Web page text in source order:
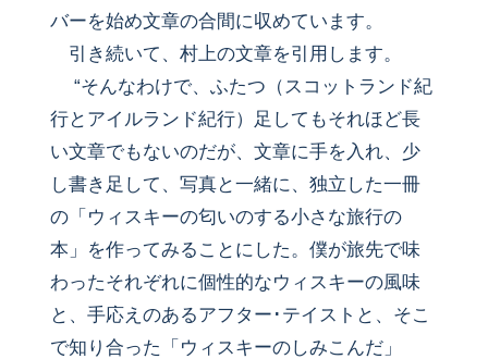
バーを始め文章の合間に収めています。
引き続いて、村上の文章を引用します。
“そんなわけで、ふたつ（スコットランド紀
行とアイルランド紀行）足してもそれほど長
い文章でもないのだが、文章に手を入れ、少
し書き足して、写真と一緒に、独立した一冊
の「ウィスキーの匂いのする小さな旅行の
本」を作ってみることにした。僕が旅先で味
わったそれぞれに個性的なウィスキーの風味
と、手応えのあるアフター･テイストと、そこ
で知り合った「ウィスキーのしみこんだ」